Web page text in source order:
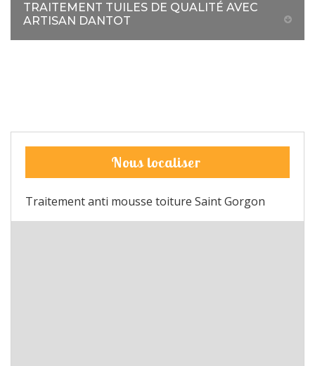
TRAITEMENT TUILES DE QUALITÉ AVEC
ARTISAN DANTOT
Nous localiser
Traitement anti mousse toiture Saint Gorgon